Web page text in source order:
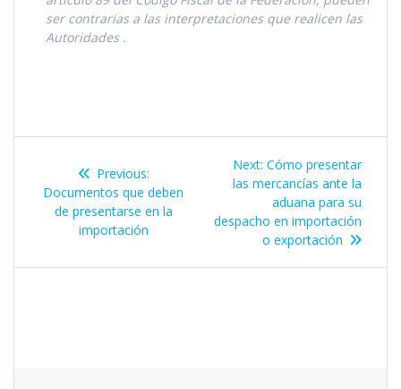
ser contrarias a las interpretaciones que realicen las
Autoridades .
de
entradas
Previous:Previous
post:
Documentos que deben
de presentarse en la
importación
Next: Next
post:
Cómo presentar
las mercancí­as ante la
aduana para su
despacho en importación
o exportación